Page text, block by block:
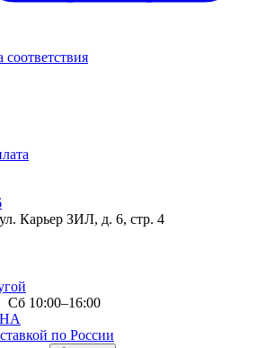
соответствия
Карьер ЗИЛ, д. 6, стр. 4
10:00–16:00
по России